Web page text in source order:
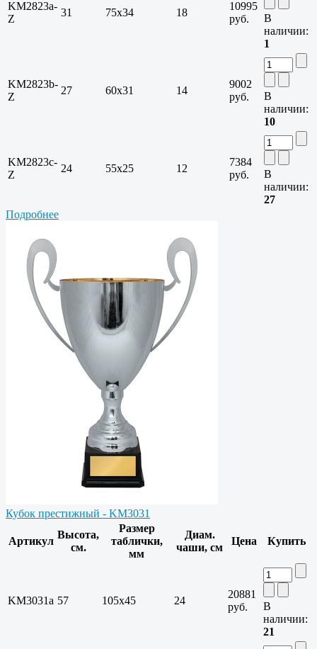
KM2823a-
Z
31 75х34 18
10995
руб.
В
наличии:
1
KM2823b-
Z
27 60х31 14
9002
руб.
В
наличии:
10
KM2823c-
Z
24 55х25 12
7384
руб.
В
наличии:
27
Подробнее
Кубок престижный - KM3031
Артикул
Высота,
см.
Размер
таблички,
мм
Диам.
чаши, см
Цена Купить
KM3031a 57 105х45 24
20881
руб.
В
наличии:
21